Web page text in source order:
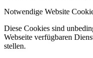
Notwendige Website
Diese Cookies sind
Webseite verfügbaren
stellen.